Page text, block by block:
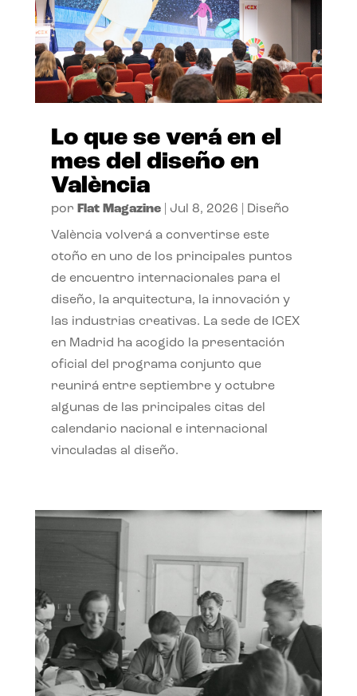
Lo que se verá en el
mes del diseño en
València
por Flat Magazine| Jul 8, 2026 Diseño
València volverá a convertirse este
otoño en uno de los principales puntos
de encuentro internacionales para el
diseño, la arquitectura, la innovación y
las industrias creativas. La sede de ICEX
en Madrid ha acogido la presentación
oficial del programa conjunto que
reunirá entre septiembre y octubre
algunas de las principales citas del
calendario nacional e internacional
vinculadas al diseño.